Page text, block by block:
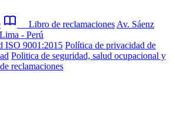
Libro de reclamaciones Av. Sáenz
- Perú
ISO 9001:2015 Política de privacidad de
Politica de seguridad, salud ocupacional y
reclamaciones